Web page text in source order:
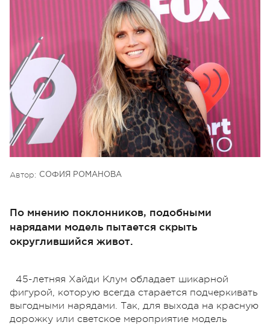
Автор: СОФИЯ РОМАНОВА
По мнению поклонников, подобными
нарядами модель пытается скрыть
округлившийся живот.
45-летняя Хайди Клум обладает шикарной
фигурой, которую всегда старается подчеркивать
выгодными нарядами. Так, для выхода на красную
дорожку или светское мероприятие модель